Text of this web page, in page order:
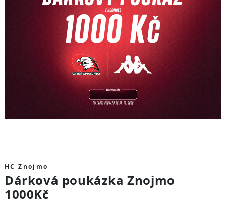
HC Znojmo
Dárková poukázka Znojmo
1000Kč